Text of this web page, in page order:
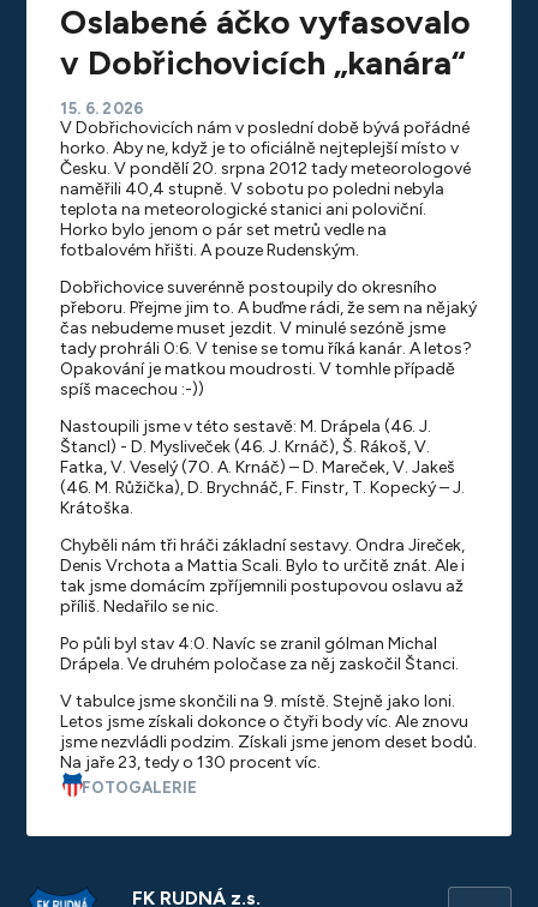
Oslabené áčko vyfasovalo
v Dobřichovicích „kanára“
15. 6. 2026
V Dobřichovicích nám v poslední době bývá pořádné
horko. Aby ne, když je to oficiálně nejteplejší místo v
Česku. V pondělí 20. srpna 2012 tady meteorologové
naměřili 40,4 stupně. V sobotu po poledni nebyla
teplota na meteorologické stanici ani poloviční.
Horko bylo jenom o pár set metrů vedle na
fotbalovém hřišti. A pouze Rudenským.
Dobřichovice suverénně postoupily do okresního
přeboru. Přejme jim to. A buďme rádi, že sem na nějaký
čas nebudeme muset jezdit. V minulé sezóně jsme
tady prohráli 0:6. V tenise se tomu říká kanár. A letos?
Opakování je matkou moudrosti. V tomhle případě
spíš macechou :-))
Nastoupili jsme v této sestavě: M. Drápela (46. J.
Štancl) - D. Mysliveček (46. J. Krnáč), Š. Rákoš, V.
Fatka, V. Veselý (70. A. Krnáč) – D. Mareček, V. Jakeš
(46. M. Růžička), D. Brychnáč, F. Finstr, T. Kopecký – J.
Krátoška.
Chyběli nám tři hráči základní sestavy. Ondra Jireček,
Denis Vrchota a Mattia Scali. Bylo to určitě znát. Ale i
tak jsme domácím zpříjemnili postupovou oslavu až
příliš. Nedařilo se nic.
Po půli byl stav 4:0. Navíc se zranil gólman Michal
Drápela. Ve druhém poločase za něj zaskočil Štanci.
V tabulce jsme skončili na 9. místě. Stejně jako loni.
Letos jsme získali dokonce o čtyři body víc. Ale znovu
jsme nezvládli podzim. Získali jsme jenom deset bodů.
Na jaře 23, tedy o 130 procent víc.
FOTOGALERIE
FK RUDNÁ z.s.